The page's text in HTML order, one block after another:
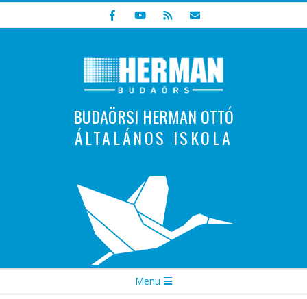
to
BUDAÖRSI HERMAN OTTÓ
ÁLTALÁNOS ISKOLA
Indulunk! Hamarosan újraindul oldalunk!
Menu